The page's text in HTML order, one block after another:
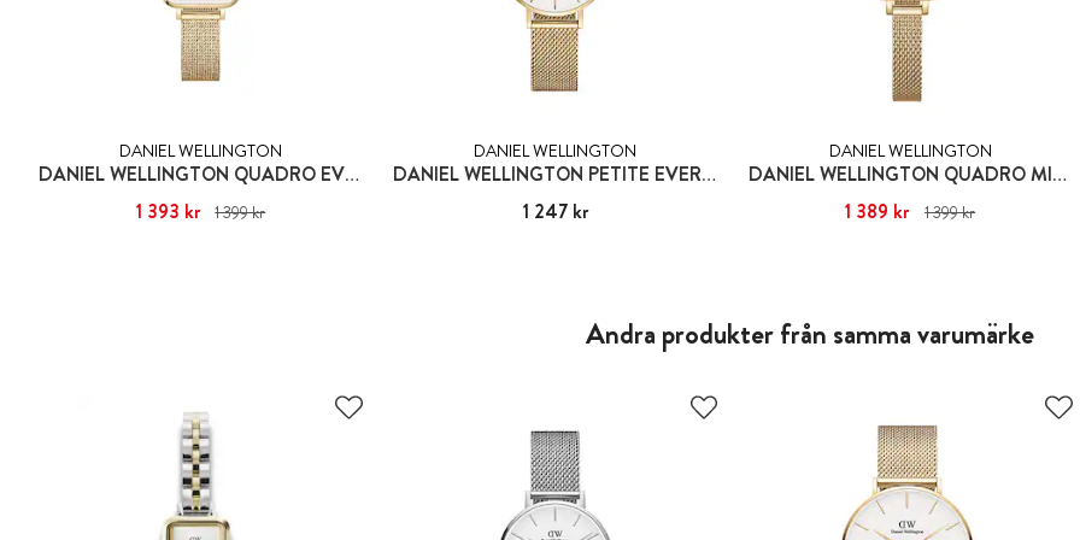
DANIEL WELLINGTON
DANIEL WELLINGTON QUADRO EVERGOLD
Nuvarande pris: 1 393 krTidigare pris
1 393 kr 1 399 kr
DANIEL WELLINGTON
DANIEL WELLINGTON PETITE EVERGOLD
Pris :1 247 kr
1 247 kr
DANIEL WELLINGTON
DANIEL WELLINGTON QUADRO MINI EVERGOLD
Nuvarande pris: 1 389 krTidigare pris
1 389 kr 1 399 kr
Andra produkter från samma varumärke